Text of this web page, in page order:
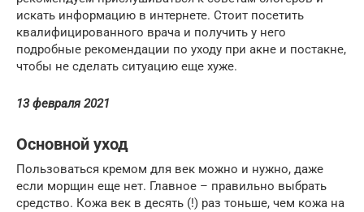
искать информацию в интернете. Стоит посетить
квалифицированного врача и получить у него
подробные рекомендации по уходу при акне и постакне,
чтобы не сделать ситуацию еще хуже.
13 февраля 2021
Основной уход
Пользоваться кремом для век можно и нужно, даже
если морщин еще нет. Главное – правильно выбрать
средство. Кожа век в десять (!) раз тоньше, чем кожа на